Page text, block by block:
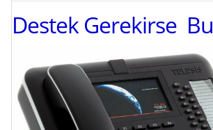
Destek Gerekirse